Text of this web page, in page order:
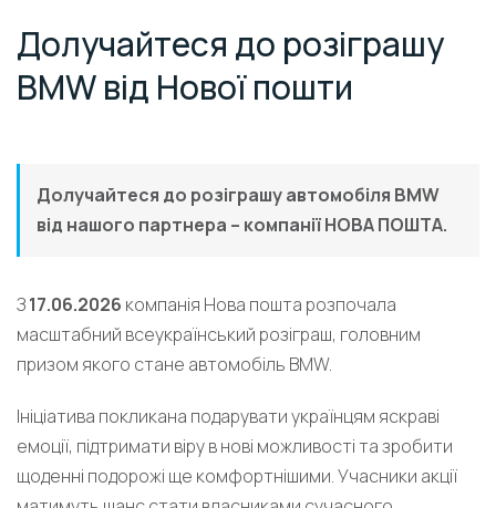
Долучайтеся до розіграшу
BMW від Нової пошти
Долучайтеся до розіграшу автомобіля BMW
від нашого партнера – компанії НОВА ПОШТА.
З17.06.2026 компанія Нова пошта розпочала
масштабний всеукраїнський розіграш, головним
призом якого стане автомобіль BMW.
Ініціатива покликана подарувати українцям яскраві
емоції, підтримати віру в нові можливості та зробити
щоденні подорожі ще комфортнішими. Учасники акції